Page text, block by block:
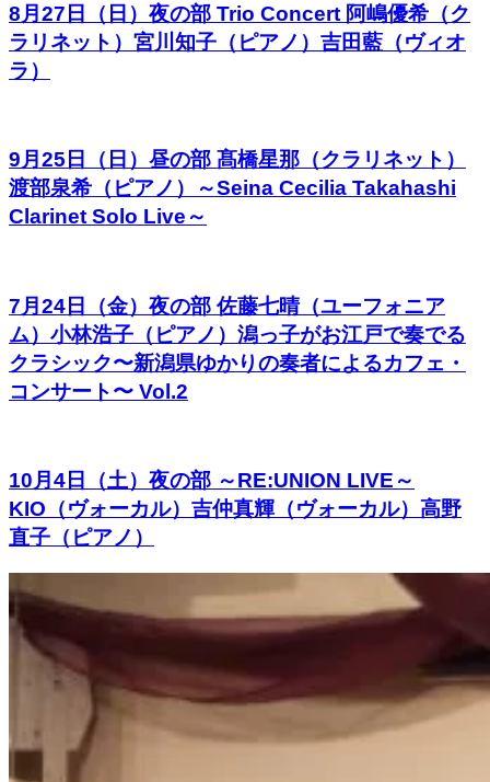
8月27日（日）夜の部 Trio Concert 阿嶋優希（ク
ラリネット）宮川知子（ピアノ）吉田藍（ヴィオ
ラ）
9月25日（日）昼の部 髙橋星那（クラリネット）
渡部泉希（ピアノ）～Seina Cecilia Takahashi
Clarinet Solo Live～
7月24日（金）夜の部 佐藤七晴（ユーフォニア
ム）小林浩子（ピアノ）潟っ子がお江戸で奏でる
クラシック〜新潟県ゆかりの奏者によるカフェ・
コンサート〜 Vol.2
10月4日（土）夜の部 ～RE:UNION LIVE～
KIO（ヴォーカル）吉仲真輝（ヴォーカル）高野
直子（ピアノ）